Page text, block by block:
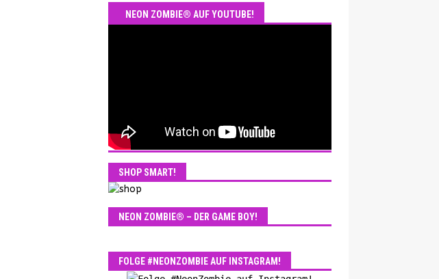
NEON ZOMBIE® AUF YOUTUBE!
SHOP SMART!
NEON ZOMBIE® – DER GAME BOY!
FOLGE #NEONZOMBIE AUF INSTAGRAM!